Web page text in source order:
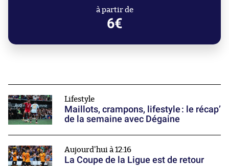
à partir de
6€
Lifestyle
Maillots, crampons, lifestyle : le récap’
de la semaine avec Dégaine
Aujourd'hui à 12:16
La Coupe de la Ligue est de retour